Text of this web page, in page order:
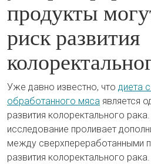
продукты
риск развития
Уже давно известно, что диета
обработанного мяса является
развития колоректального
исследование проливает
между сверхпереработанными
развития колоректального рака.